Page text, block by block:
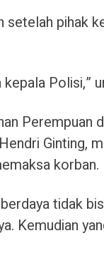
setelah pihak
Polisi,”
Perempuan
Ginting,
korban.
tidak
Kemudian